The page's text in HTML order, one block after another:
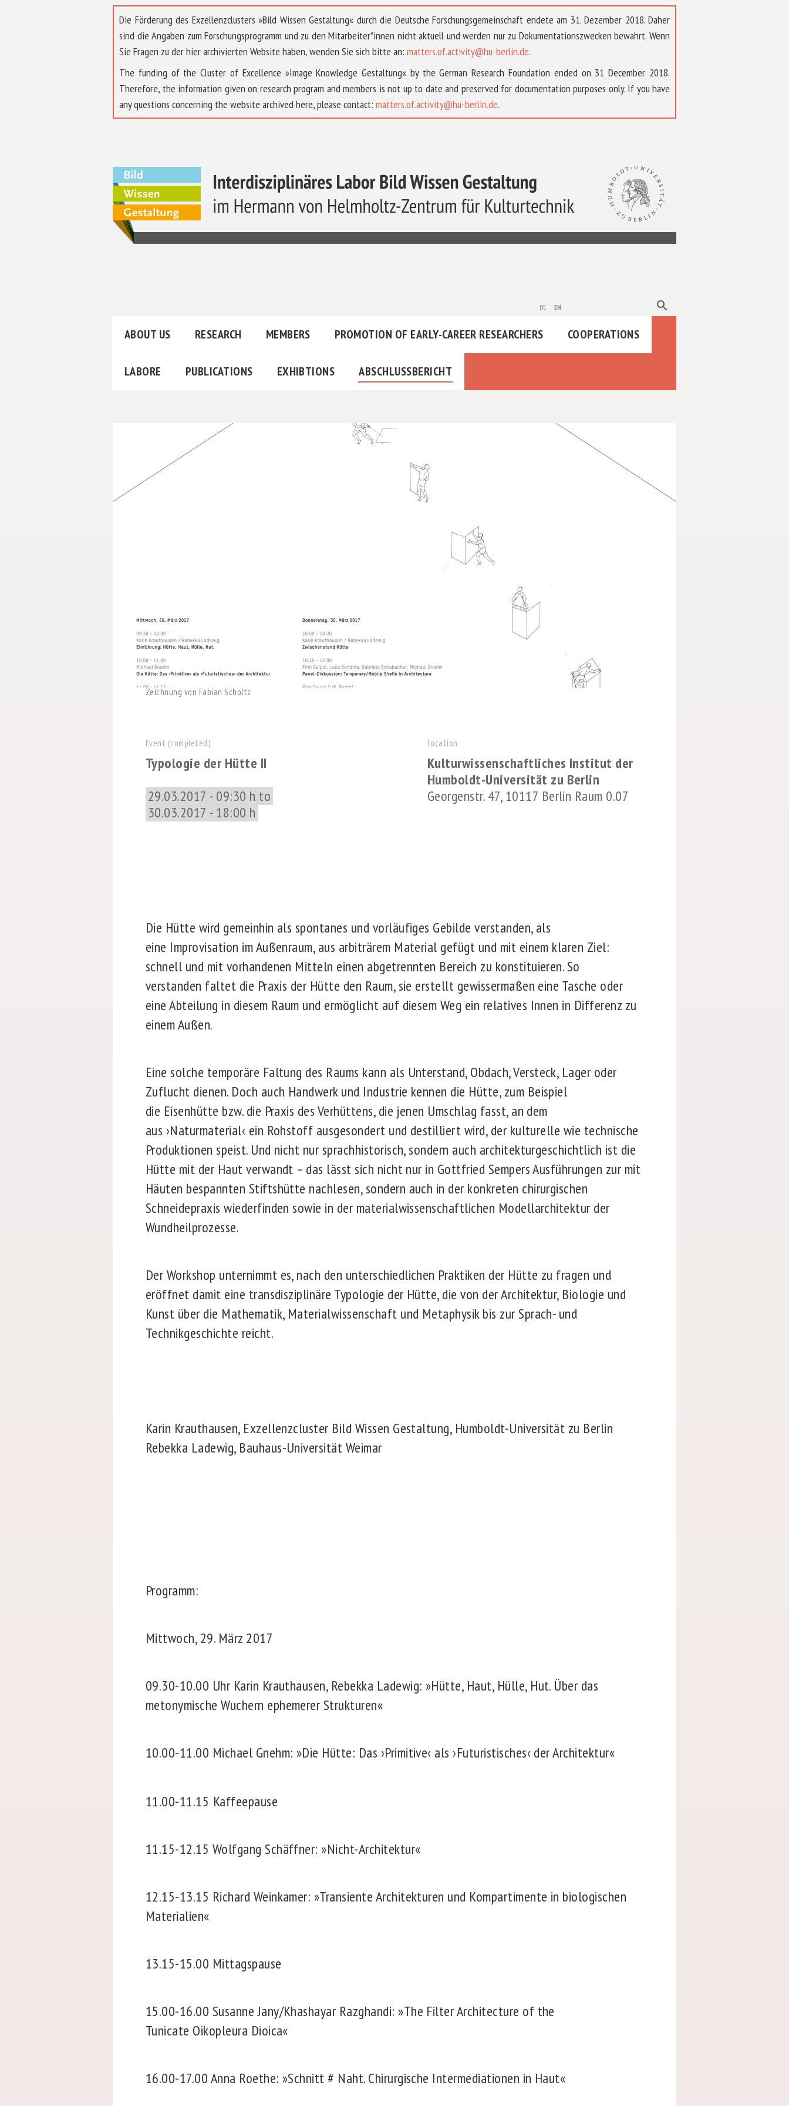
Die Förderung des Exzellenzclusters »Bild Wissen Gestaltung« durch die Deutsche Forschungsgemeinschaft endete am 31. Dezember 2018. Daher
sind die Angaben zum Forschungsprogramm und zu den Mitarbeiter*innen nicht aktuell und werden nur zu Dokumentationszwecken bewahrt. Wenn
Sie Fragen zu der hier archivierten Website haben, wenden Sie sich bitte an: matters.of.activity@hu-berlin.de.
The funding of the Cluster of Excellence »Image Knowledge Gestaltung« by the German Research Foundation ended on 31 December 2018.
Therefore, the information given on research program and members is not up to date and preserved for documentation purposes only. If you have
any questions concerning the website archived here, please contact: matters.of.activity@hu-berlin.de.
de en search
ABOUT US RESEARCH MEMBERS PROMOTION OF EARLY-CAREER RESEARCHERS COOPERATIONS
LABORE PUBLICATIONS EXHIBTIONS ABSCHLUSSBERICHT
Zeichnung von Fabian Scholtz
Event (completed)
Typologie der Hütte II
29.03.2017 - 09:30 h to
30.03.2017 - 18:00 h
Location
Kulturwissenschaftliches Institut der
Humboldt-Universität zu Berlin
Georgenstr. 47, 10117 Berlin Raum 0.07
Die Hütte wird gemeinhin als spontanes und vorläufiges Gebilde verstanden, als
eine Improvisation im Außenraum, aus arbiträrem Material gefügt und mit einem klaren Ziel:
schnell und mit vorhandenen Mitteln einen abgetrennten Bereich zu konstituieren. So
verstanden faltet die Praxis der Hütte den Raum, sie erstellt gewissermaßen eine Tasche oder
eine Abteilung in diesem Raum und ermöglicht auf diesem Weg ein relatives Innen in Differenz zu
einem Außen.
Eine solche temporäre Faltung des Raums kann als Unterstand, Obdach, Versteck, Lager oder
Zuflucht dienen. Doch auch Handwerk und Industrie kennen die Hütte, zum Beispiel
die Eisenhütte bzw. die Praxis des Verhüttens, die jenen Umschlag fasst, an dem
aus ›Naturmaterial‹ ein Rohstoff ausgesondert und destilliert wird, der kulturelle wie technische
Produktionen speist. Und nicht nur sprachhistorisch, sondern auch architekturgeschichtlich ist die
Hütte mit der Haut verwandt – das lässt sich nicht nur in Gottfried Sempers Ausführungen zur mit
Häuten bespannten Stiftshütte nachlesen, sondern auch in der konkreten chirurgischen
Schneidepraxis wiederfinden sowie in der materialwissenschaftlichen Modellarchitektur der
Wundheilprozesse.
Der Workshop unternimmt es, nach den unterschiedlichen Praktiken der Hütte zu fragen und
eröffnet damit eine transdisziplinäre Typologie der Hütte, die von der Architektur, Biologie und
Kunst über die Mathematik, Materialwissenschaft und Metaphysik bis zur Sprach- und
Technikgeschichte reicht.
Karin Krauthausen, Exzellenzcluster Bild Wissen Gestaltung, Humboldt-Universität zu Berlin
Rebekka Ladewig, Bauhaus-Universität Weimar
Programm:
Mittwoch, 29. März 2017
09.30-10.00 Uhr Karin Krauthausen, Rebekka Ladewig: »Hütte, Haut, Hülle, Hut. Über das
metonymische Wuchern ephemerer Strukturen«
10.00-11.00 Michael Gnehm: »Die Hütte: Das ›Primitive‹ als ›Futuristisches‹ der Architektur«
11.00-11.15 Kaffeepause
11.15-12.15 Wolfgang Schäffner: »Nicht-Architektur«
12.15-13.15 Richard Weinkamer: »Transiente Architekturen und Kompartimente in biologischen
Materialien«
13.15-15.00 Mittagspause
15.00-16.00 Susanne Jany/Khashayar Razghandi: »The Filter Architecture of the
Tunicate Oikopleura Dioica«
16.00-17.00Anna Roethe: »Schnitt # Naht. Chirurgische Intermediationen in Haut«